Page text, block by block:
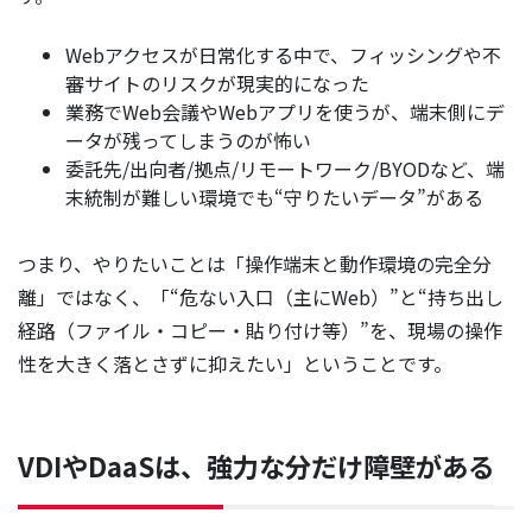
Webアクセスが日常化する中で、フィッシングや不
審サイトのリスクが現実的になった
業務でWeb会議やWebアプリを使うが、端末側にデ
ータが残ってしまうのが怖い
委託先/出向者/拠点/リモートワーク/BYODなど、端
末統制が難しい環境でも“守りたいデータ”がある
つまり、やりたいことは「操作端末と動作環境の完全分
離」ではなく、「“危ない入口（主にWeb）”と“持ち出し
経路（ファイル・コピー・貼り付け等）”を、現場の操作
性を大きく落とさずに抑えたい」ということです。
VDIやDaaSは、強力な分だけ障壁がある